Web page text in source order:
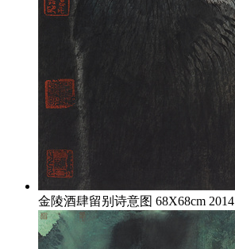
金陵酒肆留别诗意图 68X68cm 2014